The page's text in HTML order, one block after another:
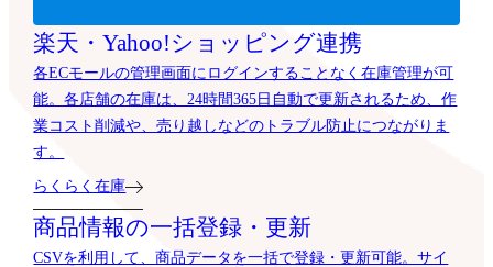
楽天・Yahoo!ショッピング連携
各ECモールの管理画面にログインすることなく在庫管理が可
能。各店舗の在庫は、24時間365日自動で更新されるため、作
業コスト削減や、売り越しなどのトラブル防止につながりま
す。
らくらく在庫
商品情報の一括登録・更新
CSVを利用して、商品データを一括で登録・更新可能。サイ